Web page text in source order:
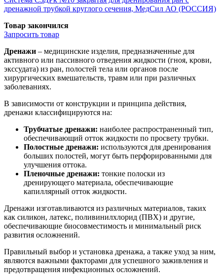
дренажной трубкой круглого сечения, МедСил АО (РОССИЯ)
Товар закончился
Запросить товар
Дренажи – медицинские изделия, предназначенные для
активного или пассивного отведения жидкости (гноя, крови,
экссудата) из ран, полостей тела или органов после
хирургических вмешательств, травм или при различных
заболеваниях.
В зависимости от конструкции и принципа действия,
дренажи классифицируются на:
Трубчатые дренажи: наиболее распространенный тип,
обеспечивающий отток жидкости по просвету трубки.
Полостные дренажи: используются для дренирования
больших полостей, могут быть перфорированными для
улучшения оттока.
Пленочные дренажи: тонкие полоски из
дренирующего материала, обеспечивающие
капиллярный отток жидкости.
Дренажи изготавливаются из различных материалов, таких
как силикон, латекс, поливинилхлорид (ПВХ) и другие,
обеспечивающие биосовместимость и минимальный риск
развития осложнений.
Правильный выбор и установка дренажа, а также уход за ним,
являются важными факторами для успешного заживления и
предотвращения инфекционных осложнений.